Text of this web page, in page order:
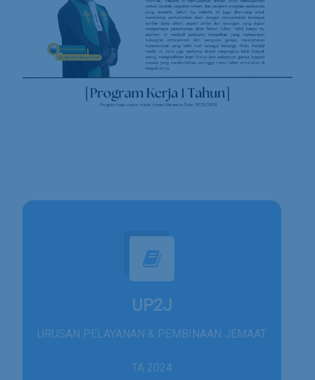
UP2J
URUSAN PELAYANAN & PEMBINAAN JEMAAT
TA 2024